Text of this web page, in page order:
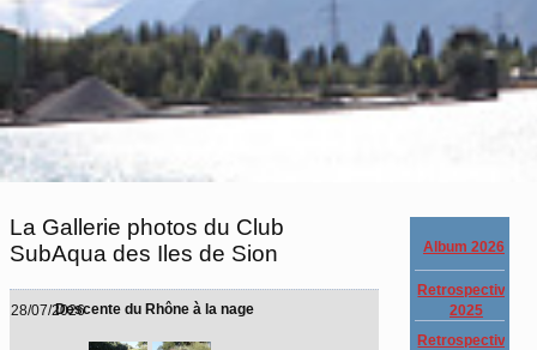
La Gallerie photos du Club
SubAqua des Iles de Sion
28/07/2026Descente du Rhône à la nage
Album 2026
Retrospective
2025
Retrospective